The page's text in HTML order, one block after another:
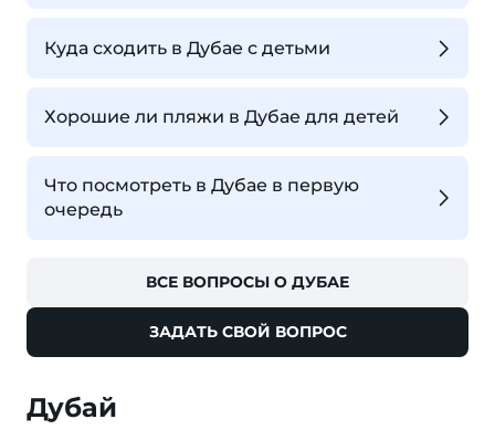
Куда сходить в Дубае с детьми
Хорошие ли пляжи в Дубае для детей
Что посмотреть в Дубае в первую
очередь
ВСЕ ВОПРОСЫ О ДУБАЕ
ЗАДАТЬ СВОЙ ВОПРОС
Дубай